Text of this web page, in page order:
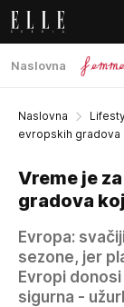
Naslovna
Naslovna
evropskih
Vreme je
gradova
Evropa:
sezone, jer
Evropi
sigurna -